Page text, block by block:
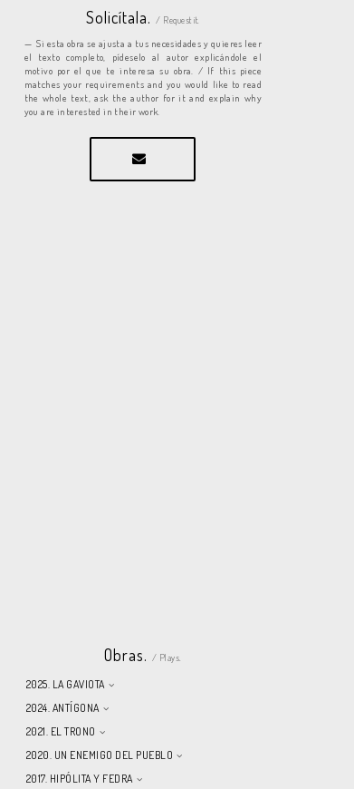
Solicítala. / Request it.
Si esta obra se ajusta a tus necesidades y quieres leer
el texto completo, pídeselo al autor explicándole el
motivo por el que te interesa su obra. / If this piece
matches your requirements and you would like to read
the whole text, ask the author for it and explain why
you are interested in their work.
Obras. / Plays.
2025. LA GAVIOTA
2024. ANTÍGONA
2021. EL TRONO
2020. UN ENEMIGO DEL PUEBLO
2017. HIPÓLITA Y FEDRA